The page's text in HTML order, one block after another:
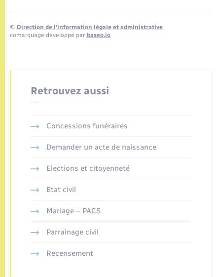
© Direction de l’information légale et administrative
comarquage developpé par baseo.io
Retrouvez aussi
Concessions funéraires
Demander un acte de naissance
Elections et citoyenneté
Etat civil
Mariage – PACS
Parrainage civil
Recensement